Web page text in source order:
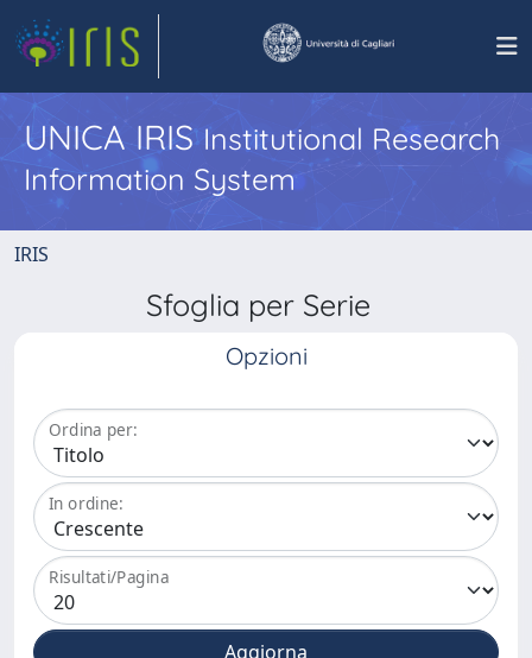
UNICA IRISInstitutional Research
Information System
IRIS
Sfoglia per Serie
Opzioni
Ordina per:
In ordine:
Risultati/Pagina